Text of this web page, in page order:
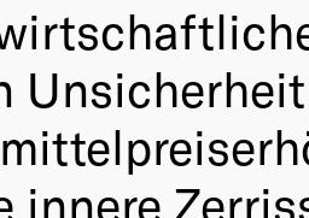
innere